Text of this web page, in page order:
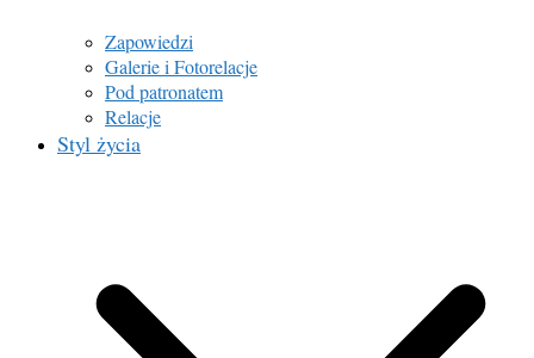
Zapowiedzi
Galerie i Fotorelacje
Pod patronatem
Relacje
Styl życia